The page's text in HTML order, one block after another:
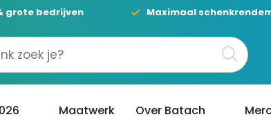
grote bedrijven Maximaal
Maatwerk Over Batach